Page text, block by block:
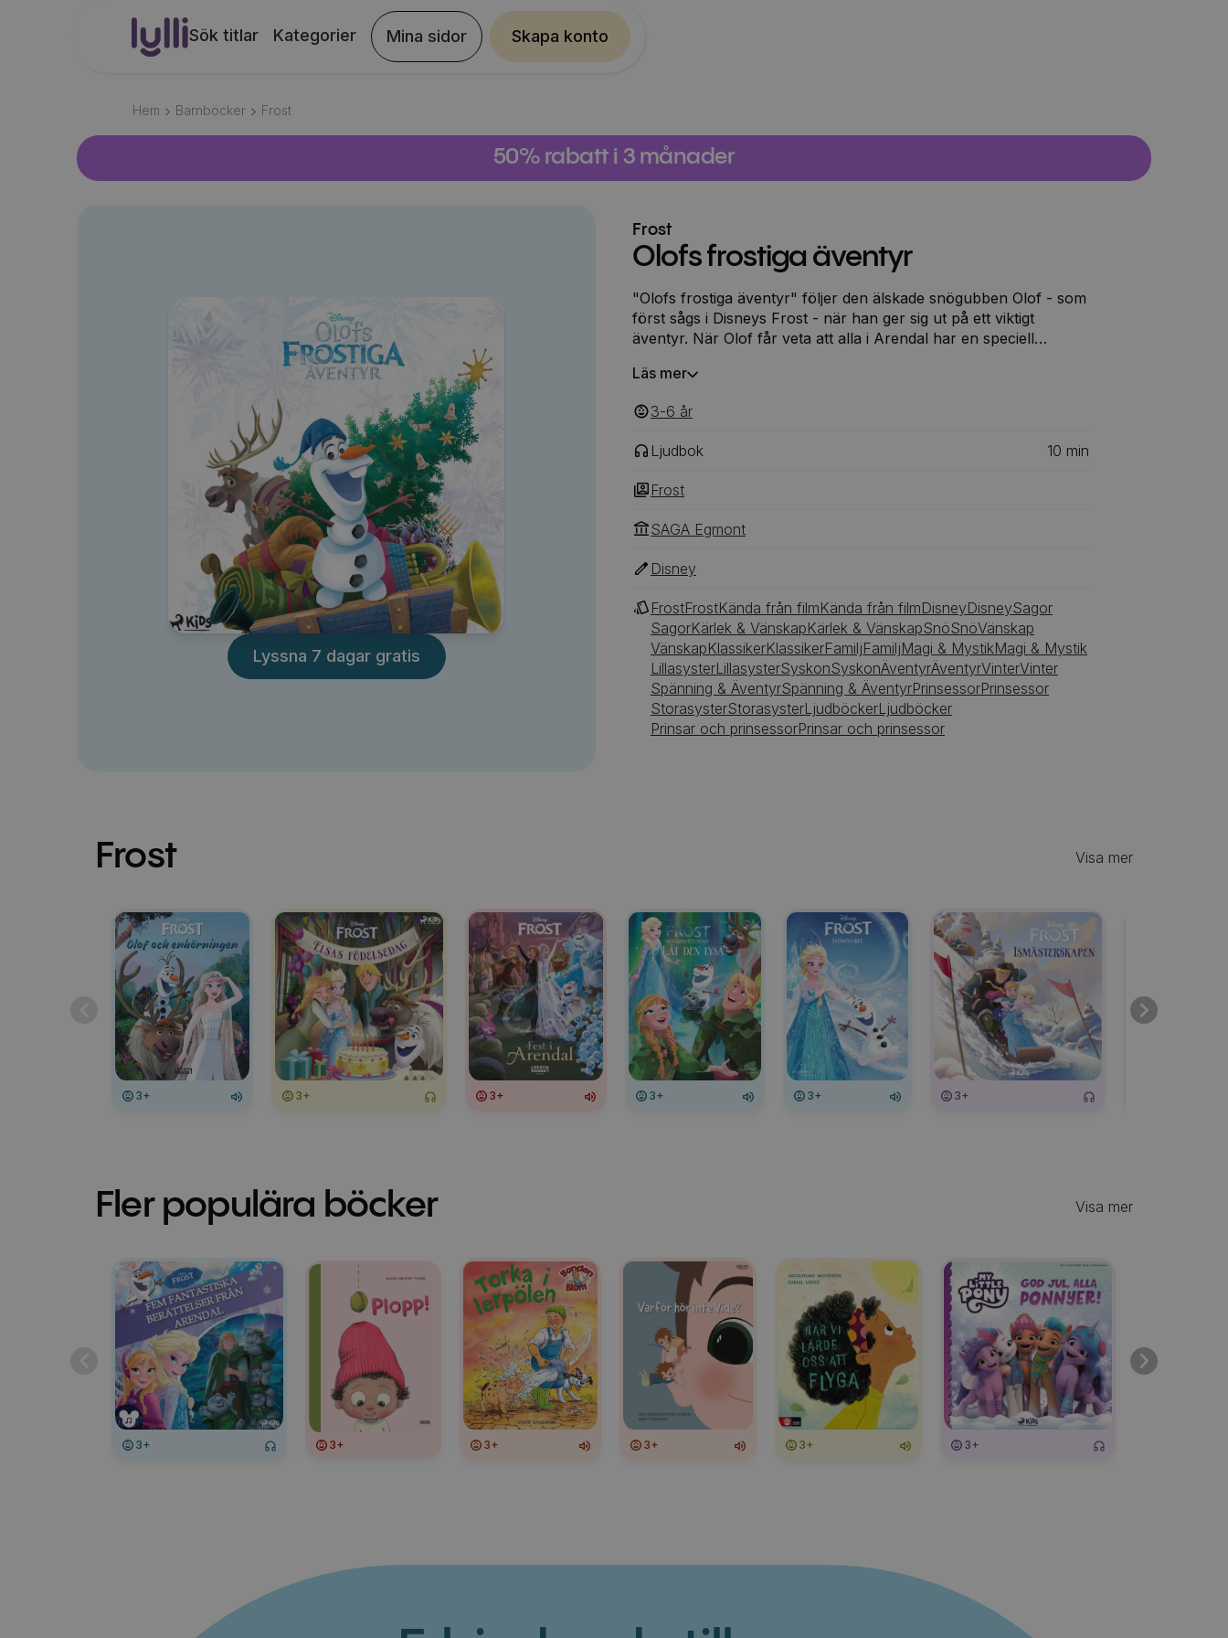
Sök titlar Kategorier Mina sidor Skapa konto
Hem Barnböcker Frost
50% rabatt i 3 månader
Lyssna 7 dagar gratis
Frost
Olofs frostiga äventyr
"Olofs frostiga äventyr" följer den älskade snögubben Olof - som
först sågs i Disneys Frost - när han ger sig ut på ett viktigt
äventyr. När Olof får veta att alla i Arendal har en speciell
och Elsa, är han fast besluten att göra deras festliga helgdagar till
Läs mer
3-6 ‎‎ år
Ljudbok 10 min
Frost
SAGA Egmont
Disney
FrostFrostKända från filmKända från filmDisneyDisneySagor
SagorKärlek & VänskapKärlek & VänskapSnöSnöVänskap
VänskapKlassikerKlassikerFamiljFamiljMagi & MystikMagi & Mystik
LillasysterLillasysterSyskonSyskonÄventyrÄventyrVinterVinter
Spänning & ÄventyrSpänning & ÄventyrPrinsessorPrinsessor
StorasysterStorasysterLjudböckerLjudböcker
Prinsar och prinsessorPrinsar och prinsessor
Frost Visa mer
3+ 3+ 3+ 3+ 3+ 3+
Fler populära böcker Visa mer
3+ 3+ 3+ 3+ 3+ 3+